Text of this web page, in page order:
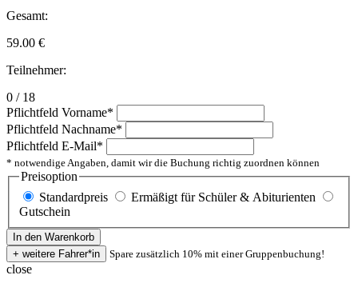
Gesamt:
59.00 €
Teilnehmer:
0 / 18
Pflichtfeld Vorname*
Pflichtfeld Nachname*
Pflichtfeld E-Mail*
* notwendige Angaben, damit wir die Buchung richtig zuordnen können
Preisoption
Standardpreis
Ermäßigt für Schüler & Abiturienten
Gutschein
Spare zusätzlich 10% mit einer Gruppenbuchung!
close